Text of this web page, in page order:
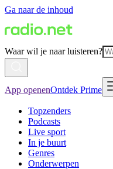
Ga naar de inhoud
Waar wil je naar luisteren?
App openenOntdek Prime
Topzenders
Podcasts
Live sport
In je buurt
Genres
Onderwerpen